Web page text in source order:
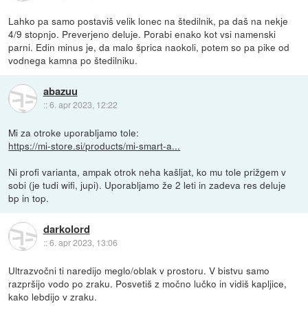
Lahko pa samo postaviš velik lonec na štedilnik, pa daš na nekje
4/9 stopnjo. Preverjeno deluje. Porabi enako kot vsi namenski
parni. Edin minus je, da malo šprica naokoli, potem so pa pike od
vodnega kamna po štedilniku.
abazuu
::6. apr 2023, 12:22
Mi za otroke uporabljamo tole:
https://mi-store.si/products/mi-smart-a...
Ni profi varianta, ampak otrok neha kašljat, ko mu tole prižgem v
sobi (je tudi wifi, jupi). Uporabljamo že 2 leti in zadeva res deluje
bp in top.
darkolord
::6. apr 2023, 13:06
Ultrazvočni ti naredijo meglo/oblak v prostoru. V bistvu samo
razpršijo vodo po zraku. Posvetiš z močno lučko in vidiš kapljice,
kako lebdijo v zraku.